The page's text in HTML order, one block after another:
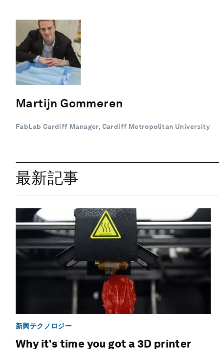
Martijn Gommeren
FabLab Cardiff Manager, Cardiff Metropolitan University
最新記事
新興テクノロジー
Why it’s time you got a 3D printer